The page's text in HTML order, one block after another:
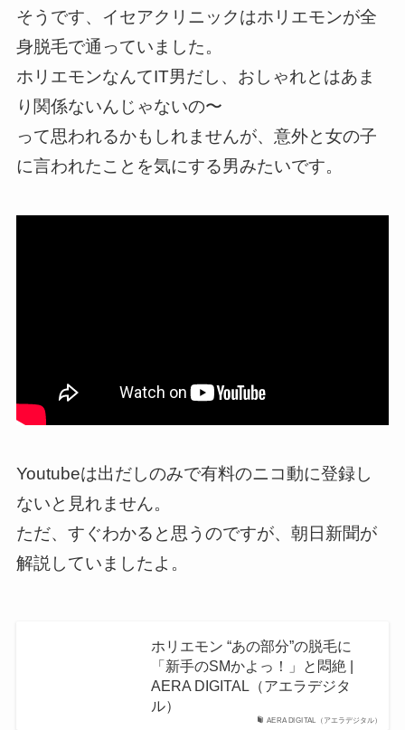
そうです、イセアクリニックはホリエモンが全
身脱毛で通っていました。
ホリエモンなんてIT男だし、おしゃれとはあま
り関係ないんじゃないの〜
って思われるかもしれませんが、意外と女の子
に言われたことを気にする男みたいです。
Youtubeは出だしのみで有料のニコ動に登録し
ないと見れません。
ただ、すぐわかると思うのですが、朝日新聞が
解説していましたよ。
AERA DIGITAL（アエラデジタル）
ホリエモン “あの部分”の脱毛に
「新手のSMかよっ！」と悶絶 |
AERA DIGITAL（アエラデジタ
ル）